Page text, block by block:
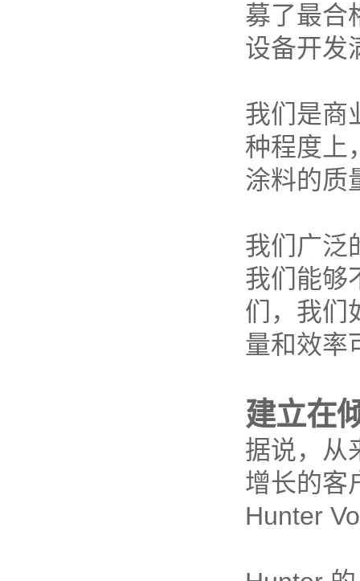
募了最合
设备开发
我们是商
种程度上
涂料的质
我们广泛
我们能够
们，我们
量和效率
建立在
据说，从
增长的客
Hunter